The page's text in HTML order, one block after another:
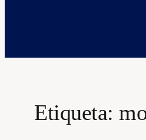
Etiqueta: